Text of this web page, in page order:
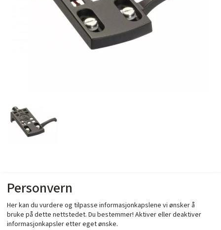
Audio Technica HS10BK
Personvern
Her kan du vurdere og tilpasse informasjonkapslene vi ønsker å
bruke på dette nettstedet. Du bestemmer! Aktiver eller deaktiver
informasjonkapsler etter eget ønske.